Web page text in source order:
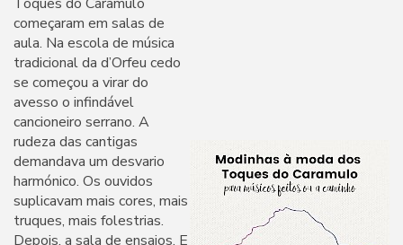
começaram em salas de
aula. Na escola de música
tradicional da d’Orfeu cedo
se começou a virar do
avesso o infindável
cancioneiro serrano. A
rudeza das cantigas
demandava um desvario
harmónico. Os ouvidos
suplicavam mais cores, mais
truques, mais folestrias.
Depois, a sala de ensaios. E